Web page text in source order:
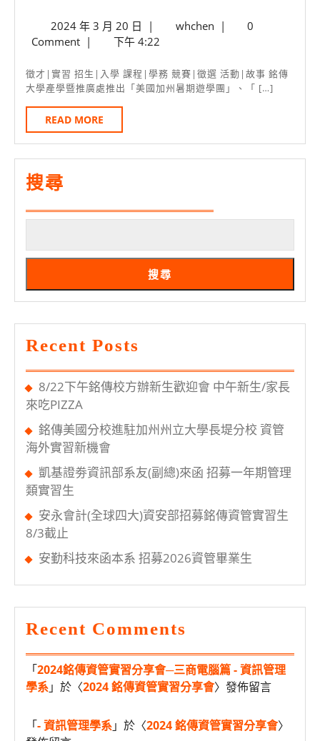
記
9/1
上
線
暑
期
美
韓
遊
學
團
辦
說
會
2024 年 3 月 20 日 2024
年
月
20
| whchenwhchen
|
0
Comment | 下午 4:22
徵才|實習 招生|入學 課程|學務 競賽|徵選 活動|故事 銘傳
大學產學暨推廣處推出「美國加州暑期遊學團」、「 […]
READ MORE
MORE
搜尋
搜尋
Recent Posts
8/22下午銘傳校方辦新生歡迎會 中午新生/家長
來吃PIZZA
銘傳美國分校進駐加州州立大學長堤分校 資管
海外實習新機會
凱基證劵資訊部系友(副總)來函 招募一年期管理
類實習生
安永會計(全球四大)資安部招募銘傳資管實習生
8/3截止
安勤科技來函本系 招募2026資管畢業生
Recent Comments
「2024銘傳資管實習分享會─三商電腦篇 - 資訊管理
學系」於〈2024 銘傳資管實習分享會〉發佈留言
「- 資訊管理學系」於〈2024 銘傳資管實習分享會〉